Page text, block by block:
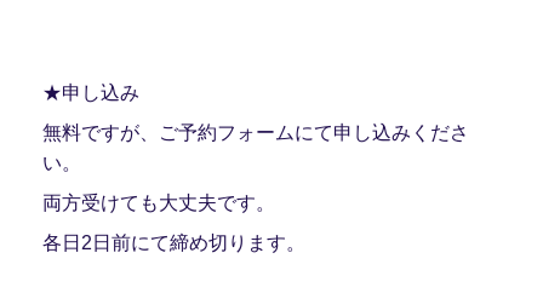
★申し込み
無料ですが、ご予約フォームにて申し込みくださ
い。
両方受けても大丈夫です。
各日2日前にて締め切ります。